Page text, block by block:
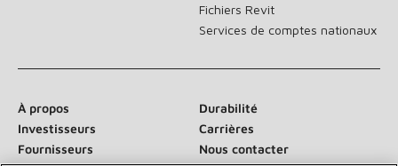
Fichiers Revit
Services de comptes nationaux
À propos
Durabilité
Investisseurs
Carrières
Fournisseurs
Nous contacter